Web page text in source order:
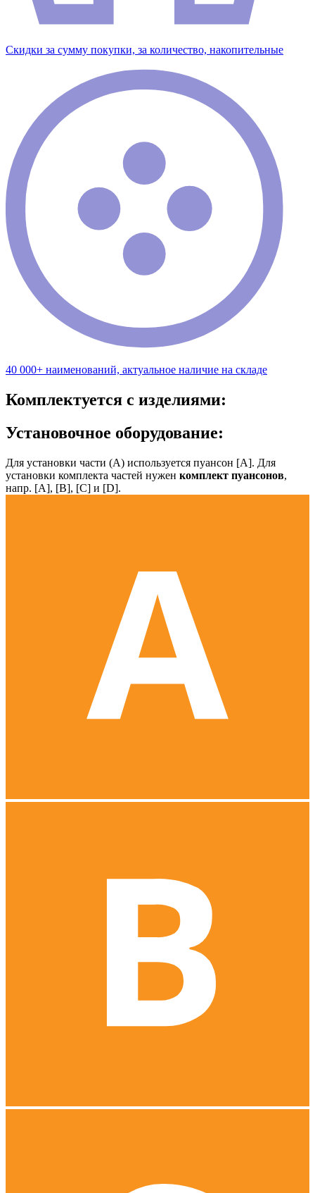
Скидки за сумму покупки, за количество, накопительные
40 000+ наименований, актуальное наличие на складе
Комплектуется с изделиями:
Установочное оборудование:
Для установки части (А) используется пуансон [А]. Для
установки комплекта частей нужен комплект пуансонов,
напр. [А], [B], [С] и [D].